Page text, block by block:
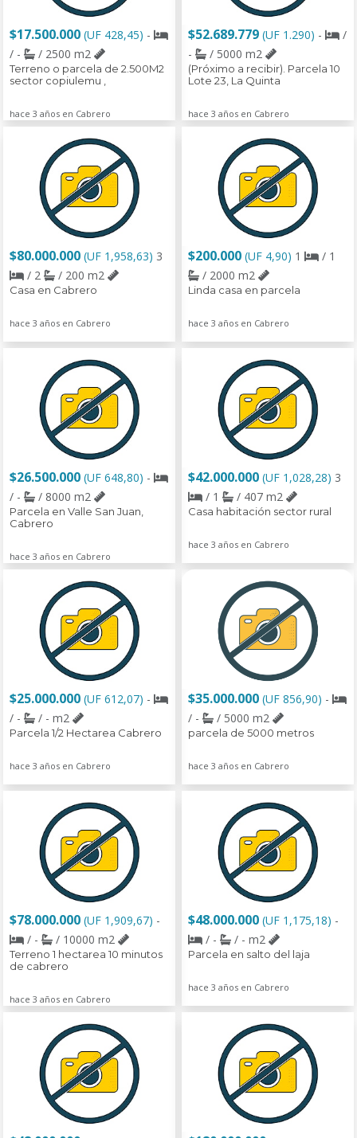
$17.500.000 (UF 428,45) -
/ -
/ 2500 m2
Terreno o parcela de 2.500M2
sector copiulemu ,
hace 3 años en Cabrero
$52.689.779 (UF 1.290) -
/
-
/ 5000 m2
(Próximo a recibir). Parcela 10
Lote 23, La Quinta
hace 3 años en Cabrero
$80.000.000 (UF 1,958,63) 3
/ 2
/ 200 m2
Casa en Cabrero
hace 3 años en Cabrero
$200.000 (UF 4,90) 1
/ 1
/ 2000 m2
Linda casa en parcela
hace 3 años en Cabrero
$26.500.000 (UF 648,80) -
/ -
/ 8000 m2
Parcela en Valle San Juan,
Cabrero
hace 3 años en Cabrero
$42.000.000 (UF 1,028,28) 3
/ 1
/ 407 m2
Casa habitación sector rural
hace 3 años en Cabrero
$25.000.000 (UF 612,07) -
/ -
/ - m2
Parcela 1/2 Hectarea Cabrero
hace 3 años en Cabrero
$35.000.000 (UF 856,90) -
/ -
/ 5000 m2
parcela de 5000 metros
hace 3 años en Cabrero
$78.000.000 (UF 1,909,67) -
/ -
/ 10000 m2
Terreno 1 hectarea 10 minutos
de cabrero
hace 3 años en Cabrero
$48.000.000 (UF 1,175,18) -
/ -
/ - m2
Parcela en salto del laja
hace 3 años en Cabrero